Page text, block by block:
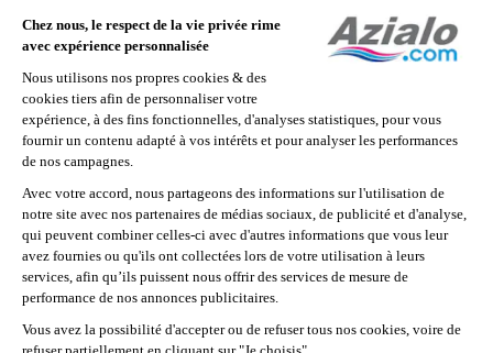
est enlevée pour le nettoyage.
Vidange :
un bouchon permet une vidange rapide du
filtre.
Caractéristiques techniques
Référence Débit
Surface
filtrante
effective
Entrée
/
sortie
Manomètre
Bouchon
de purge
C09002EURO
20,4
m3/h
8,4 m²
2" Inclus Inclus
C12002EURO
27,2
m3/h
11,2 m²